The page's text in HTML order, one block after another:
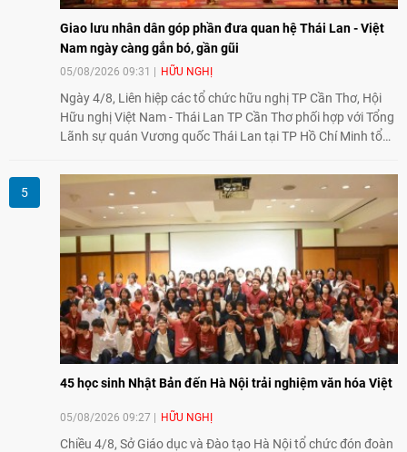
Giao lưu nhân dân góp phần đưa quan hệ Thái Lan - Việt
Nam ngày càng gắn bó, gần gũi
05/08/2026 09:31 HỮU NGHỊ
Ngày 4/8, Liên hiệp các tổ chức hữu nghị TP Cần Thơ, Hội
Hữu nghị Việt Nam - Thái Lan TP Cần Thơ phối hợp với Tổng
Lãnh sự quán Vương quốc Thái Lan tại TP Hồ Chí Minh tổ
Việt Nam - Thái Lan (1976-2026). Tại đây, nhấn mạnh vai trò
của giao lưu nhân dân, Tổng Lãnh sự Thái Lan cho biết các
hoạt động trao đổi về văn hóa, giáo dục, du lịch, ẩm thực,
nghệ thuật và giao lưu thanh niên đã góp phần đưa quan hệ
Thái Lan - Việt Nam ngày càng gắn bó, gần gũi.
45 học sinh Nhật Bản đến Hà Nội trải nghiệm văn hóa Việt
05/08/2026 09:27 HỮU NGHỊ
Chiều 4/8, Sở Giáo dục và Đào tạo Hà Nội tổ chức đón đoàn